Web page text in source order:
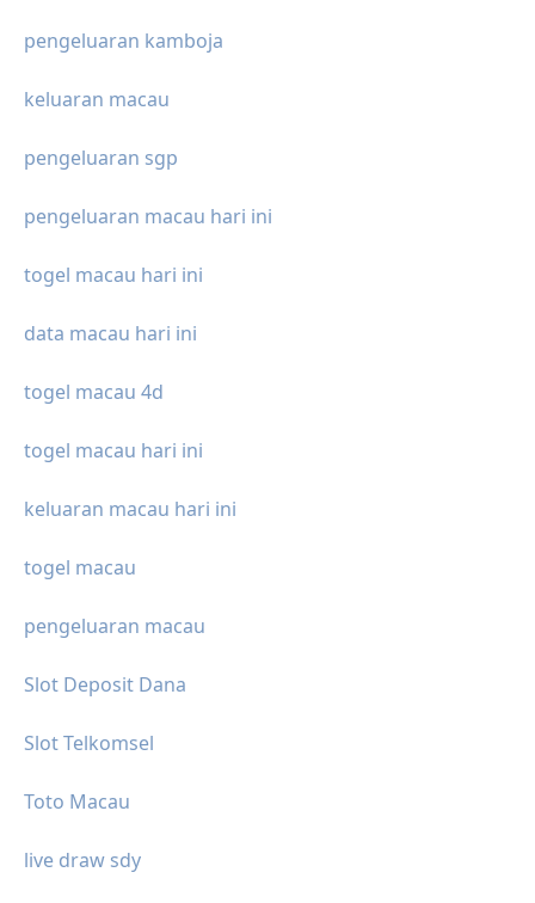
pengeluaran kamboja
keluaran macau
pengeluaran sgp
pengeluaran macau hari ini
togel macau hari ini
data macau hari ini
togel macau 4d
togel macau hari ini
keluaran macau hari ini
togel macau
pengeluaran macau
Slot Deposit Dana
Slot Telkomsel
Toto Macau
live draw sdy